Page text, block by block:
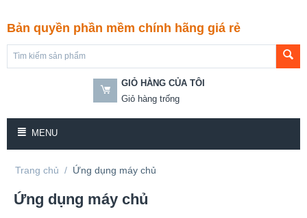
Bản quyền phần mềm chính hãng giá rẻ
GIỎ HÀNG CỦA TÔI
Giỏ hàng trống
MENU
Trang chủ / Ứng dụng máy chủ
Ứng dụng máy chủ